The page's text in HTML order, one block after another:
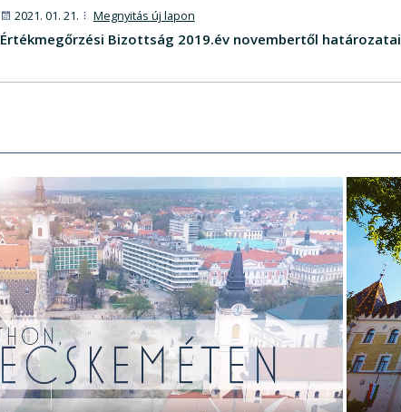
2021. 01. 21. Megnyitás új lapon
Értékmegőrzési Bizottság 2019.év novembertől határozatai